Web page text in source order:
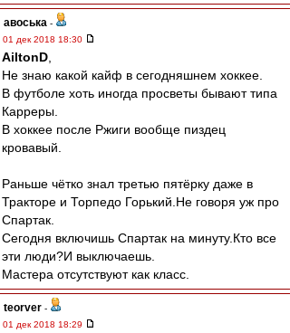
авоська -
01 дек 2018 18:30
AiltonD
Не знаю какой кайф в сегодняшнем хоккее.
В футболе хоть иногда просветы бывают типа
Карреры.
В хоккее после Ржиги вообще пиздец
кровавый.
Раньше чётко знал третью пятёрку даже в
Тракторе и Торпедо Горький.Не говоря уж про
Спартак.
Сегодня включишь Спартак на минуту.Кто все
эти люди?И выключаешь.
Мастера отсутствуют как класс.
teorver -
01 дек 2018 18:29